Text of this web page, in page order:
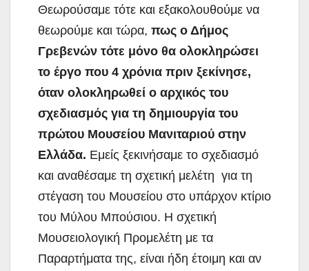
Θεωρούσαμε τότε και εξακολουθούμε να
θεωρούμε και τώρα, πως ο Δήμος
Γρεβενών τότε μόνο θα ολοκληρώσει
το έργο που 4 χρόνια πριν ξεκίνησε,
όταν ολοκληρωθεί ο αρχικός του
σχεδιασμός για τη δημιουργία του
πρώτου Μουσείου Μανιταριού στην
Ελλάδα. Εμείς ξεκινήσαμε το σχεδιασμό
και αναθέσαμε τη σχετική μελέτη για τη
στέγαση του Μουσείου στο υπάρχον κτίριο
του Μύλου Μπούσιου. Η σχετική
Μουσειολογική Προμελέτη με τα
Παραρτήματα της, είναι ήδη έτοιμη και αν